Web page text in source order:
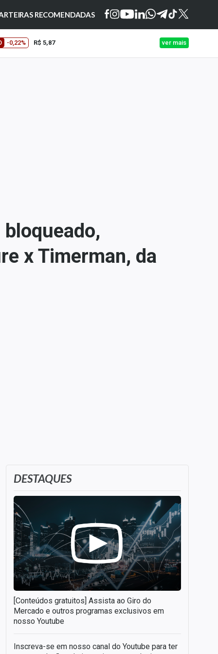
RECOMENDADAS
-0,22% R$ 5,87 ver mais
x Timerman, da
DESTAQUES
[Conteúdos gratuitos] Assista ao Giro do
Mercado e outros programas exclusivos em
nosso Youtube
Inscreva-se em nosso canal do Youtube para ter